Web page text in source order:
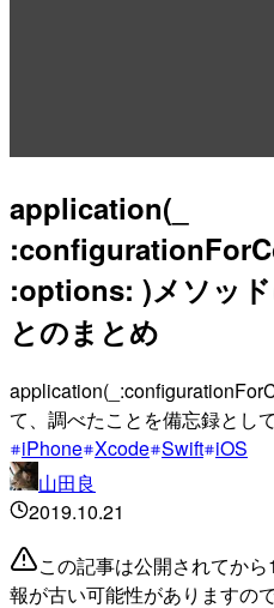
application(_
:options: )メソッ
とのまとめ
て、調べたことを備忘録とし
iPhone Xcode Swift iOS
山田良
2019.10.21
この記事は公開されてか
報が古い可能性がありますの